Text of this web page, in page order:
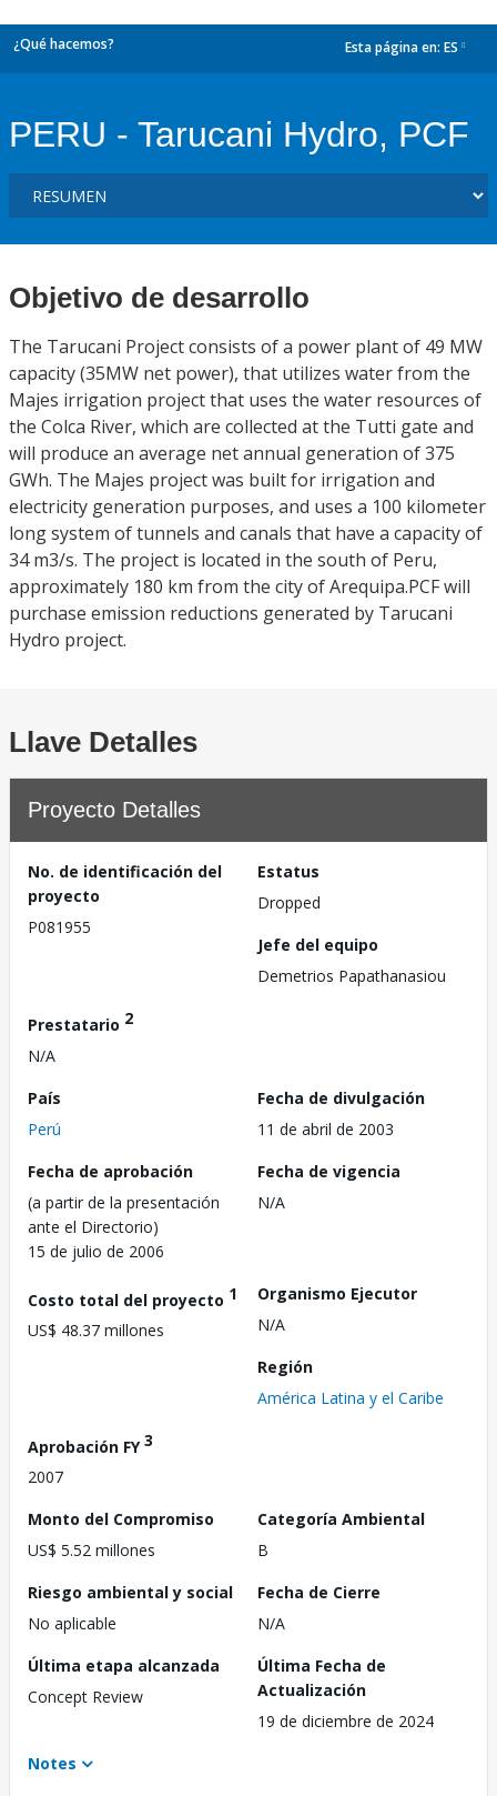
¿Qué hacemos? Esta página en: ES
PERU - Tarucani Hydro, PCF
Objetivo de desarrollo
The Tarucani Project consists of a power plant of 49 MW
capacity (35MW net power), that utilizes water from the
Majes irrigation project that uses the water resources of
the Colca River, which are collected at the Tutti gate and
will produce an average net annual generation of 375
GWh. The Majes project was built for irrigation and
electricity generation purposes, and uses a 100 kilometer
long system of tunnels and canals that have a capacity of
34 m3/s. The project is located in the south of Peru,
approximately 180 km from the city of Arequipa.PCF will
purchase emission reductions generated by Tarucani
Hydro project.
Llave Detalles
Proyecto Detalles
No. de identificación del
proyecto
P081955
Estatus
Dropped
Jefe del equipo
Demetrios Papathanasiou
Prestatario 2
N/A
País
Perú
Fecha de divulgación
11 de abril de 2003
Fecha de aprobación
(a partir de la presentación
ante el Directorio)
15 de julio de 2006
Fecha de vigencia
N/A
Costo total del proyecto 1
US$ 48.37 millones
Organismo Ejecutor
N/A
Región
América Latina y el Caribe
Aprobación FY3
2007
Monto del Compromiso
US$ 5.52 millones
Categoría Ambiental
B
Riesgo ambiental y social
No aplicable
Fecha de Cierre
N/A
Última etapa alcanzada
Concept Review
Última Fecha de
Actualización
19 de diciembre de 2024
Notes